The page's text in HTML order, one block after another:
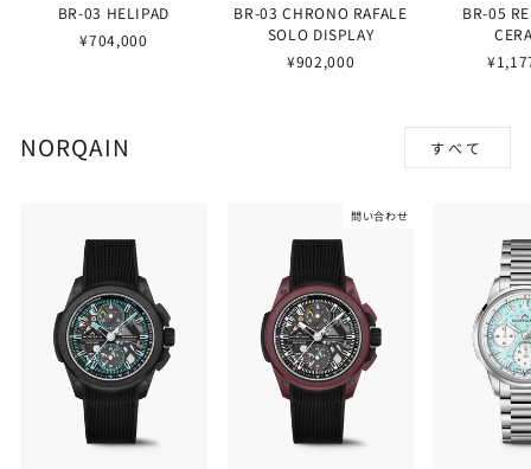
BR-03 HELIPAD
¥704,000
BR-03 CHRONO RAFALE
SOLO DISPLAY
¥902,000
BR-05
NORQAIN すべて
問い合わせ